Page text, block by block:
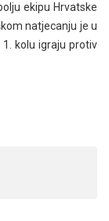
ekipu Hrvatske
natjecanju je u
kolu igraju protiv